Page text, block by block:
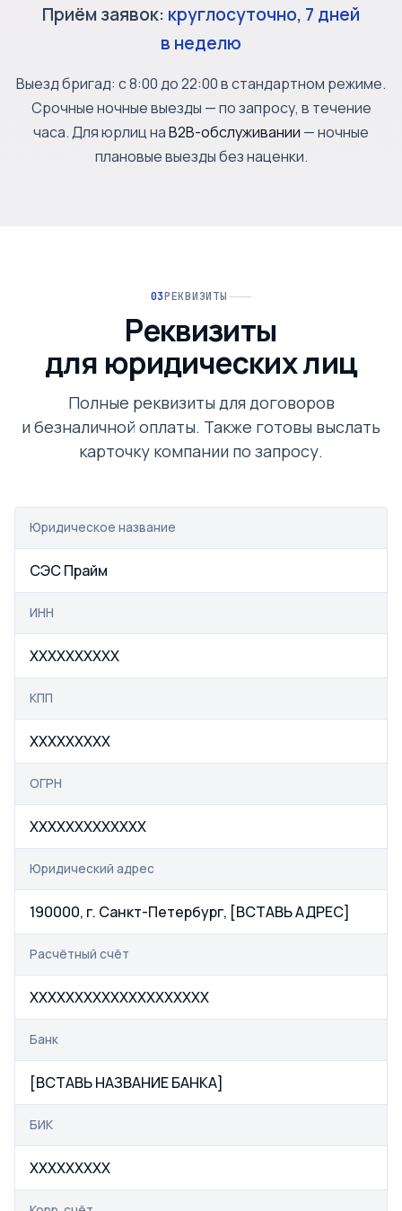
Приём заявок: круглосуточно, 7 дней
в неделю
Выезд бригад: с 8:00 до 22:00 в стандартном режиме.
Срочные ночные выезды — по запросу, в течение
часа. Для юрлиц наB2B-обслуживании — ночные
плановые выезды без наценки.
РЕКВИЗИТЫ
Реквизиты
для юридических лиц
Полные реквизиты для договоров
и безналичной оплаты. Также готовы выслать
карточку компании по запросу.
Юридическое название
СЭС Прайм
ИНН
XXXXXXXXXX
КПП
XXXXXXXXX
ОГРН
XXXXXXXXXXXXX
Юридический адрес
190000, г. Санкт-Петербург, [ВСТАВЬ АДРЕС]
Расчётный счёт
XXXXXXXXXXXXXXXXXXXX
Банк
[ВСТАВЬ НАЗВАНИЕ БАНКА]
БИК
XXXXXXXXX